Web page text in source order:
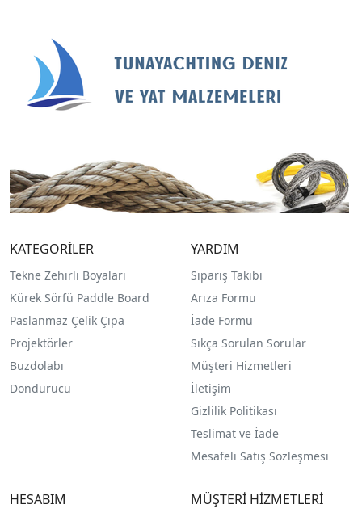
KATEGORİLER
Tekne Zehirli Boyaları
Kürek Sörfü Paddle Board
Paslanmaz Çelik Çıpa
Projektörler
Buzdolabı
Dondurucu
YARDIM
Sipariş Takibi
Arıza Formu
İade Formu
Sıkça Sorulan Sorular
Müşteri Hizmetleri
İletişim
Gizlilik Politikası
Teslimat ve İade
Mesafeli Satış Sözleşmesi
HESABIM MÜŞTERİ HİZMETLERİ